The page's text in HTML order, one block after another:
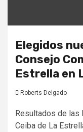
Elegidos
Consejo
Estrella en
Roberts Delgado
Resultados de las
Ceiba de La